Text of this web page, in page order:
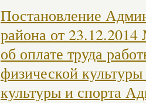
Постановление
района от
об оплате труда
физической
культуры и спорта